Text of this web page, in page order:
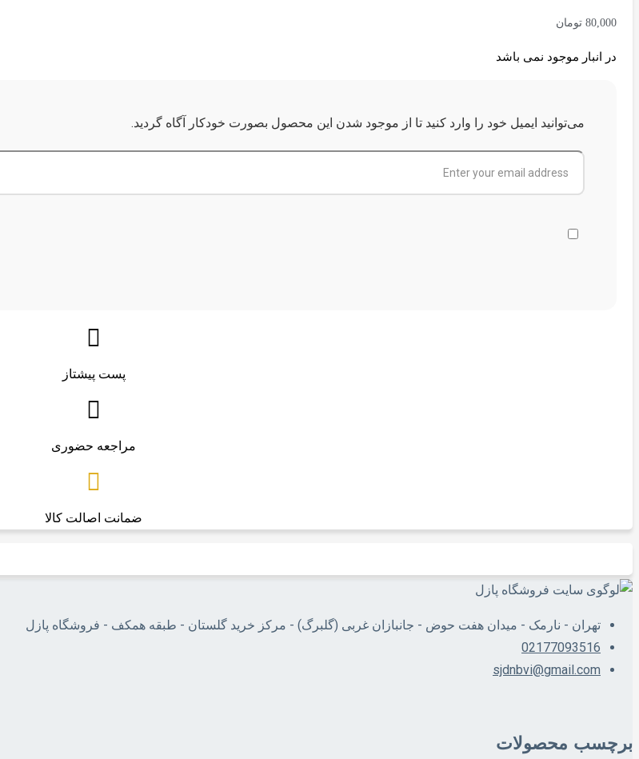
80,000 تومان
در انبار موجود نمی باشد
می‌توانید ایمیل خود را وارد کنید تا از موجود شدن این محصول بصورت خودکار آگاه گردید.
پست پیشتاز
مراجعه حضوری
ضمانت اصالت کالا
تهران - نارمک - میدان هفت حوض - جانبازان غربی (گلبرگ) - مرکز خرید گلستان - طبقه همکف - فروشگاه پازل
02177093516
sjdnbvi@gmail.com
برچسب محصولات